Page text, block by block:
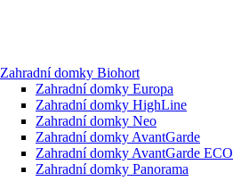
Zahradní domky Biohort
Zahradní domky Europa
Zahradní domky HighLine
Zahradní domky Neo
Zahradní domky AvantGarde
Zahradní domky AvantGarde ECO
Zahradní domky Panorama